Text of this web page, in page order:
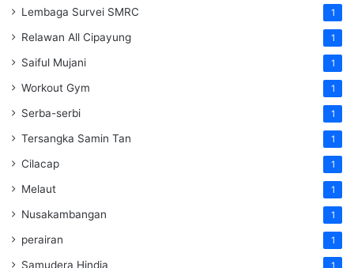
Lembaga Survei SMRC 1
Relawan All Cipayung 1
Saiful Mujani 1
Workout Gym 1
Serba-serbi 1
Tersangka Samin Tan 1
Cilacap 1
Melaut 1
Nusakambangan 1
perairan 1
Samudera Hindia 1